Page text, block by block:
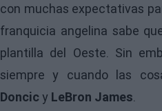
con muchas expectativas
franquicia angelina sabe
plantilla del Oeste. Sin
siempre y cuando las
Doncic y LeBron James.